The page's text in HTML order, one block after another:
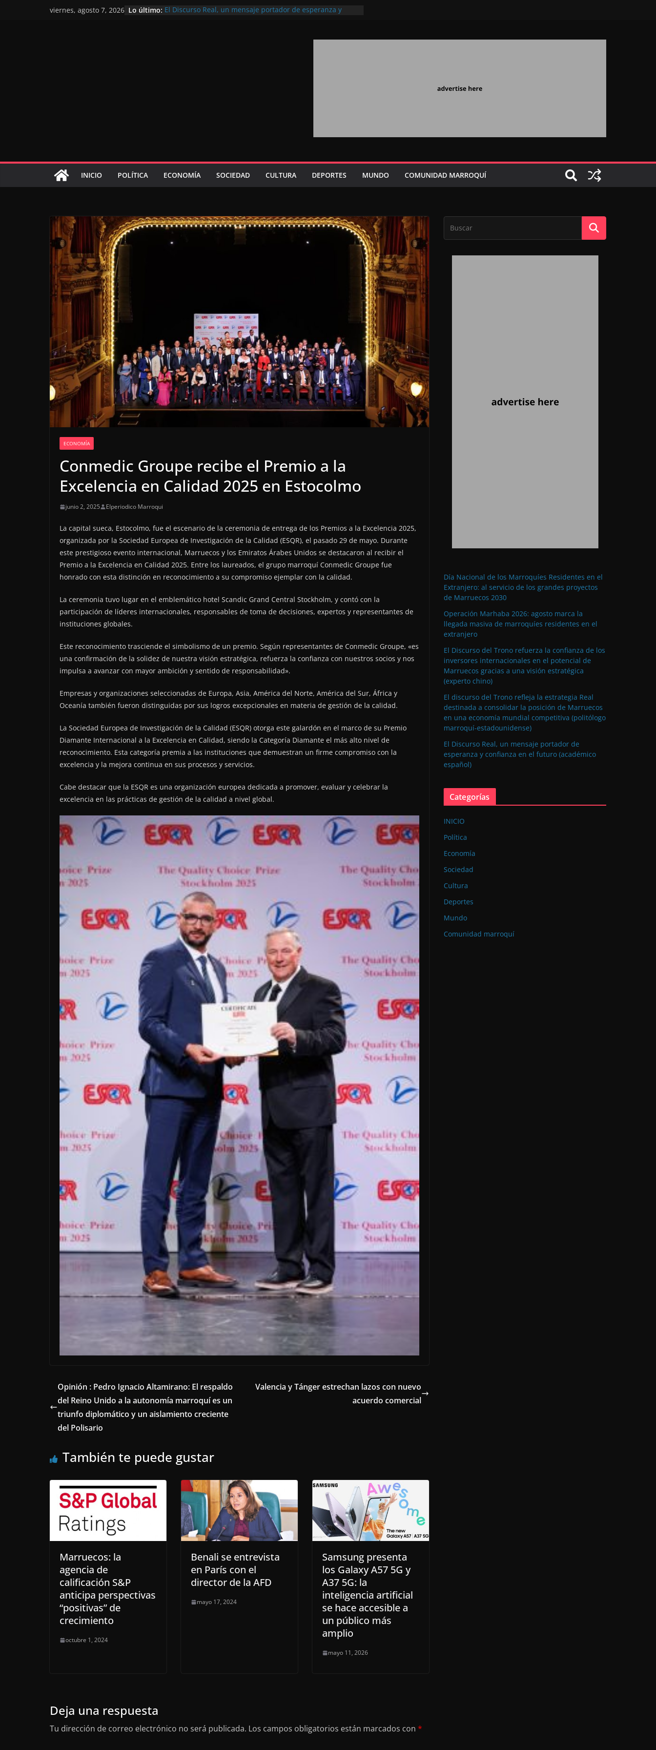
viernes, agosto 7, 2026 Lo último: El Discurso Real, un mensaje portador de esperanza y
Extranjero: al servicio de los grandes proyectos de
INICIO POLÍTICA ECONOMÍA SOCIEDAD CULTURA DEPORTES MUNDO COMUNIDAD MARROQUÍ
ECONOMÍA
Conmedic Groupe recibe el Premio a la
Excelencia en Calidad 2025 en Estocolmo
junio 2, 2025 Elperiodico Marroqui
La capital sueca, Estocolmo, fue el escenario de la ceremonia de entrega de los Premios a la Excelencia 2025,
organizada por la Sociedad Europea de Investigación de la Calidad (ESQR), el pasado 29 de mayo. Durante
este prestigioso evento internacional, Marruecos y los Emiratos Árabes Unidos se destacaron al recibir el
Premio a la Excelencia en Calidad 2025. Entre los laureados, el grupo marroquí Conmedic Groupe fue
honrado con esta distinción en reconocimiento a su compromiso ejemplar con la calidad.
La ceremonia tuvo lugar en el emblemático hotel Scandic Grand Central Stockholm, y contó con la
participación de líderes internacionales, responsables de toma de decisiones, expertos y representantes de
instituciones globales.
Este reconocimiento trasciende el simbolismo de un premio. Según representantes de Conmedic Groupe, «es
una confirmación de la solidez de nuestra visión estratégica, refuerza la confianza con nuestros socios y nos
impulsa a avanzar con mayor ambición y sentido de responsabilidad».
Empresas y organizaciones seleccionadas de Europa, Asia, América del Norte, América del Sur, África y
Oceanía también fueron distinguidas por sus logros excepcionales en materia de gestión de la calidad.
La Sociedad Europea de Investigación de la Calidad (ESQR) otorga este galardón en el marco de su Premio
Diamante Internacional a la Excelencia en Calidad, siendo la Categoría Diamante el más alto nivel de
reconocimiento. Esta categoría premia a las instituciones que demuestran un firme compromiso con la
excelencia y la mejora continua en sus procesos y servicios.
Cabe destacar que la ESQR es una organización europea dedicada a promover, evaluar y celebrar la
excelencia en las prácticas de gestión de la calidad a nivel global.
Opinión : Pedro Ignacio Altamirano: El respaldo
del Reino Unido a la autonomía marroquí es un
triunfo diplomático y un aislamiento creciente
del Polisario
Valencia y Tánger estrechan lazos con nuevo
acuerdo comercial
También te puede gustar
Marruecos: la
agencia de
calificación S&P
anticipa perspectivas
“positivas” de
crecimiento
octubre 1, 2024
Benali se entrevista
en París con el
director de la AFD
mayo 17, 2024
Samsung presenta
los Galaxy A57 5G y
A37 5G: la
inteligencia artificial
se hace accesible a
un público más
amplio
mayo 11, 2026
Deja una respuesta
Tu dirección de correo electrónico no será publicada. Los campos obligatorios están marcados con *
Día Nacional de los Marroquíes Residentes en el
Extranjero: al servicio de los grandes proyectos
de Marruecos 2030
Operación Marhaba 2026: agosto marca la
llegada masiva de marroquíes residentes en el
extranjero
El Discurso del Trono refuerza la confianza de los
inversores internacionales en el potencial de
Marruecos gracias a una visión estratégica
(experto chino)
El discurso del Trono refleja la estrategia Real
destinada a consolidar la posición de Marruecos
en una economía mundial competitiva (politólogo
marroquí-estadounidense)
El Discurso Real, un mensaje portador de
esperanza y confianza en el futuro (académico
español)
Categorías
INICIO
Política
Economía
Sociedad
Cultura
Deportes
Mundo
Comunidad marroquí